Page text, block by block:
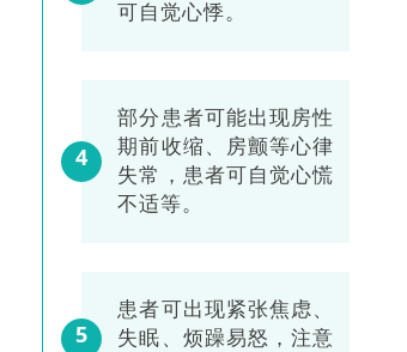
可自觉心悸。
4
部分患者可能出现房性
期前收缩、房颤等心律
失常，患者可自觉心慌
不适等。
5
患者可出现紧张焦虑、
失眠、烦躁易怒，注意